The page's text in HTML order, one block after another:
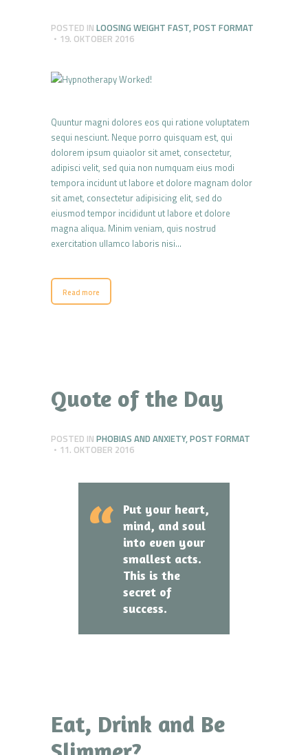
POSTED IN LOOSING WEIGHT FAST,POST FORMAT
19. OKTOBER 2016
Quuntur magni dolores eos qui ratione voluptatem
sequi nesciunt. Neque porro quisquam est, qui
dolorem ipsum quiaolor sit amet, consectetur,
adipisci velit, sed quia non numquam eius modi
tempora incidunt ut labore et dolore magnam dolor
sit amet, consectetur adipisicing elit, sed do
eiusmod tempor incididunt ut labore et dolore
magna aliqua. Minim veniam, quis nostrud
exercitation ullamco laboris nisi…
Read more
Quote of the Day
POSTED IN PHOBIAS AND ANXIETY,POST FORMAT
11. OKTOBER 2016
Put your heart,
mind, and soul
into even your
smallest acts.
This is the
secret of
success.
Eat, Drink and Be